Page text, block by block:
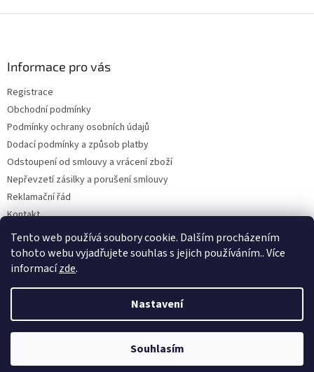
Tento web používá soubory cookie. Dalším procházením
tohoto webu vyjadřujete souhlas s jejich používáním.. Více
informacízde.
Nastavení
Souhlasím
Informace pro vás
Registrace
Obchodní podmínky
Podmínky ochrany osobních údajů
Dodací podmínky a způsob platby
Odstoupení od smlouvy a vrácení zboží
Nepřevzetí zásilky a porušení smlouvy
Reklamační řád
Kontakt
Napište nám
Copyright 2026Dobirkov.cz. Všechna práva vyhrazena.Upravit
nastavení cookies